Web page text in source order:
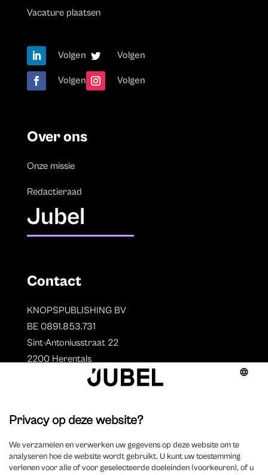
Vacature plaatsen
Volgen Volgen
Volgen Volgen
Over ons
Onze missie
Redactieraad
Jubel
Contact
KNOPSPUBLISHING BV
BE 0891.853.731
Sint-Antoniusstraat 22
2200 Herentals
Auteurs
Overzicht auteurs
Auteur worden?